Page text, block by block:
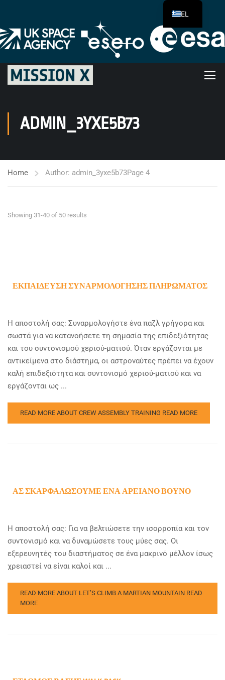
ADMIN_3YXE5B73
Home Author: admin_3yxe5b73Page 4
Showing 31-40 of 50 results
ΕΚΠΑΊΔΕΥΣΗ ΣΥΝΑΡΜΟΛΌΓΗΣΗΣ ΠΛΗΡΏΜΑΤΟΣ
Η αποστολή σας: Συναρμολογήστε ένα παζλ γρήγορα και
σωστά για να κατανοήσετε τη σημασία της επιδεξιότητας
και του συντονισμού χεριού-ματιού. Όταν εργάζονται με
αντικείμενα στο διάστημα, οι αστροναύτες πρέπει να έχουν
καλή επιδεξιότητα και συντονισμό χεριού-ματιού και να
εργάζονται ως ...
READ MORE ABOUT CREW ASSEMBLY TRAINING READ MORE
ΑΣ ΣΚΑΡΦΑΛΏΣΟΥΜΕ ΈΝΑ ΑΡΕΙΑΝΌ ΒΟΥΝΌ
Η αποστολή σας: Για να βελτιώσετε την ισορροπία και τον
συντονισμό και να δυναμώσετε τους μύες σας. Οι
εξερευνητές του διαστήματος σε ένα μακρινό μέλλον ίσως
χρειαστεί να είναι καλοί και ...
READ MORE ABOUT LET’S CLIMB A MARTIAN MOUNTAIN READ
MORE
EL